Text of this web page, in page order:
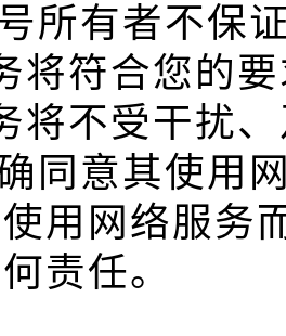
所有者不保
将符合您的
将不受干扰
同意其使用
用网络服务